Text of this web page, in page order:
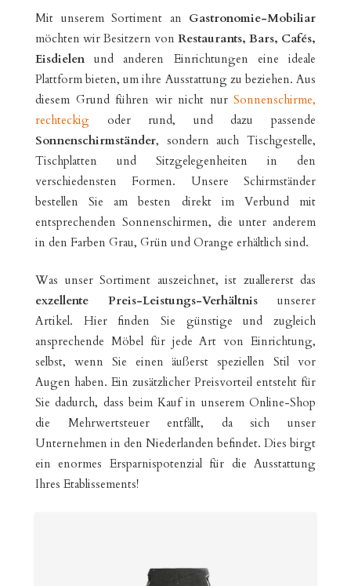
Mit unserem Sortiment an Gastronomie-Mobiliar
möchten wir Besitzern von Restaurants, Bars, Cafés,
Eisdielenund anderen Einrichtungen eine ideale
Plattform bieten, um ihre Ausstattung zu beziehen. Aus
diesem Grund führen wir nicht nur Sonnenschirme,
rechteckig oder rund, und dazu passende
Sonnenschirmständer, sondern auch Tischgestelle,
Tischplatten und Sitzgelegenheiten in den
verschiedensten Formen. Unsere Schirmständer
bestellen Sie am besten direkt im Verbund mit
entsprechenden Sonnenschirmen, die unter anderem
in den Farben Grau, Grün und Orange erhältlich sind.
Was unser Sortiment auszeichnet, ist zuallererst das
exzellente Preis-Leistungs-Verhältnis unserer
Artikel. Hier finden Sie günstige und zugleich
ansprechende Möbel für jede Art von Einrichtung,
selbst, wenn Sie einen äußerst speziellen Stil vor
Augen haben. Ein zusätzlicher Preisvorteil entsteht für
Sie dadurch, dass beim Kauf in unserem Online-Shop
die Mehrwertsteuer entfällt, da sich unser
Unternehmen in den Niederlanden befindet. Dies birgt
ein enormes Ersparnispotenzial für die Ausstattung
Ihres Etablissements!